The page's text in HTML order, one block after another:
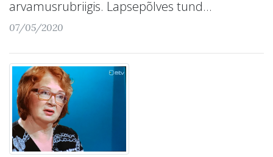
arvamusrubriigis. Lapsepõlves tund...
07/05/2020